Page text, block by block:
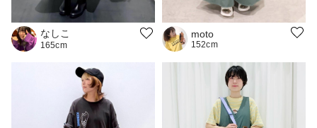
なしこ
165cm
moto
152cm